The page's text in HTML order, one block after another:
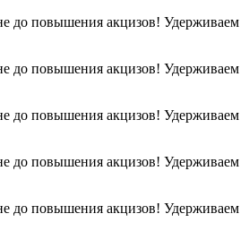
до повышения акцизов! Удерживаем
до повышения акцизов! Удерживаем
до повышения акцизов! Удерживаем
до повышения акцизов! Удерживаем
до повышения акцизов! Удерживаем